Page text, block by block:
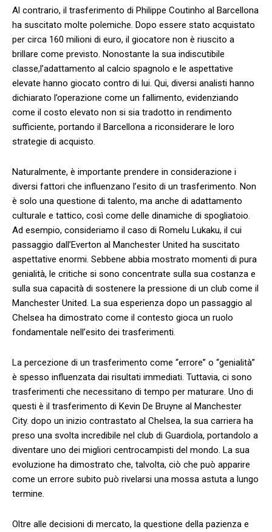
Al contrario, il trasferimento di Philippe Coutinho al ‍Barcellona
ha suscitato molte polemiche. Dopo essere stato acquistato
‌per circa 160 milioni⁣ di euro, il giocatore non è riuscito a
brillare come previsto. Nonostante la sua indiscutibile
classe,l’adattamento al calcio spagnolo e le aspettative
elevate hanno giocato contro di lui. Qui, diversi analisti hanno
dichiarato ⁢l’operazione come un fallimento, evidenziando
come il costo elevato non si sia tradotto ‌in rendimento
sufficiente, portando il Barcellona a riconsiderare le loro
strategie di acquisto.
Naturalmente, è importante prendere in considerazione ‌i
diversi fattori che influenzano l’esito di un trasferimento. Non
è solo una questione di talento, ma ​anche di adattamento
culturale e ​tattico, così come delle dinamiche di ​spogliatoio.
Ad esempio, consideriamo il caso di Romelu Lukaku, il cui
passaggio‌ dall’Everton⁣ al Manchester United ha ⁢suscitato
aspettative enormi. Sebbene abbia mostrato ⁤momenti di pura
genialità, le critiche si sono concentrate ⁣sulla sua costanza e
sulla sua capacità di​ sostenere la pressione di un club come il
Manchester United. La sua esperienza dopo un passaggio al
Chelsea ha‍ dimostrato come il contesto gioca un⁣ ruolo
fondamentale nell’esito dei trasferimenti.
La percezione di un trasferimento come “errore” o “genialità”
è spesso influenzata dai risultati immediati. Tuttavia, ci sono
trasferimenti che necessitano⁣ di tempo per maturare. Uno di
questi è il trasferimento di Kevin De Bruyne al ⁣Manchester
City. dopo un inizio contrastato al Chelsea,⁣ la sua‌ carriera‌ ha
preso una svolta incredibile nel club di ‍Guardiola, portandolo a
diventare uno dei migliori centrocampisti del mondo. La sua
evoluzione ha‍ dimostrato che, talvolta, ciò che può apparire
come⁢ un⁢ errore subito può rivelarsi una mossa astuta a lungo
termine.
Oltre‍ alle decisioni di mercato, la⁢ questione della pazienza e